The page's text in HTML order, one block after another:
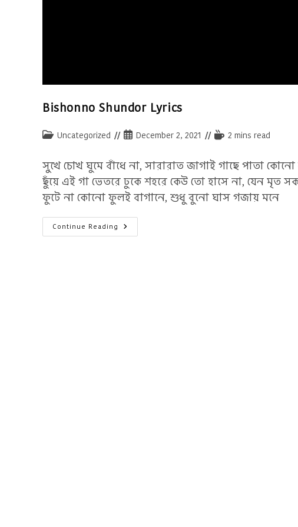
Bishonno Shundor Lyrics
PostUncategorized
PostDecember 2, 2021
Reading2 mins read
সুখে চোখ ঘুমে বাঁধে না, সারারাত জাগাই গাছে পাতা
ছুঁয়ে এই গা ভেতরে ঢুকে শহরে কেউ তো হাসে না, যেন মৃত
ফুটে না কোনো ফুলই বাগানে, শুধু বুনো ঘাস গজায় মনে
Continue Reading Bishonno
Shundor